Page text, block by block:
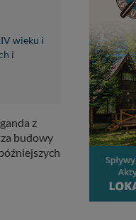
wieku i
i
z
budowy